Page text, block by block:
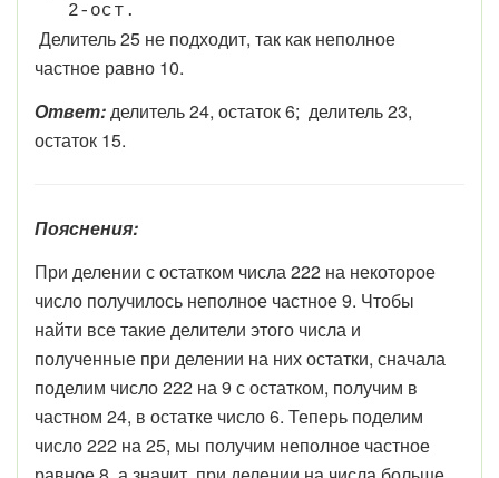
2- ост.
Делитель 25 не подходит, так как неполное
частное равно 10.
Ответ:делитель 24, остаток 6; делитель 23,
остаток 15.
Пояснения:
При делении с остатком числа 222 на некоторое
число получилось неполное частное 9. Чтобы
найти все такие делители этого числа и
полученные при делении на них остатки, сначала
поделим число 222 на 9 с остатком, получим в
частном 24, в остатке число 6. Теперь поделим
число 222 на 25, мы получим неполное частное